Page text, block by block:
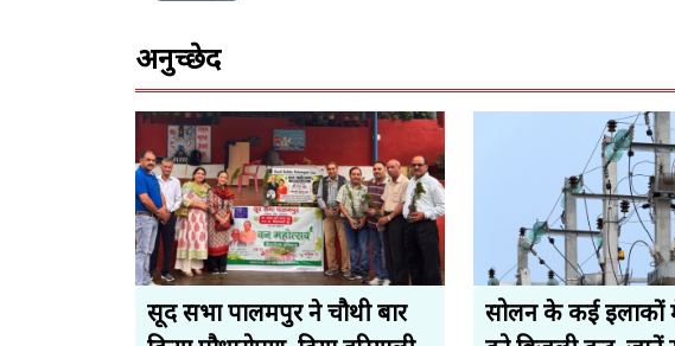
अनुच्छेद
सूद सभा पालमपुर ने चौथी बार
सोलन के कई इलाकों